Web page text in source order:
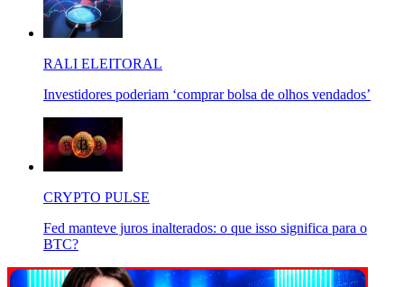
RALI ELEITORAL
Investidores poderiam ‘comprar bolsa de olhos vendados’
CRYPTO PULSE
Fed manteve juros inalterados: o que isso significa para o
BTC?